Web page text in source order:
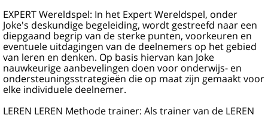
EXPERT Wereldspel: In het Expert Wereldspel, onder
Joke's deskundige begeleiding, wordt gestreefd naar een
diepgaand begrip van de sterke punten, voorkeuren en
eventuele uitdagingen van de deelnemers op het gebied
van leren en denken. Op basis hiervan kan Joke
nauwkeurige aanbevelingen doen voor onderwijs- en
ondersteuningsstrategieën die op maat zijn gemaakt voor
elke individuele deelnemer.
LEREN LEREN Methode trainer: Als trainer van de LEREN